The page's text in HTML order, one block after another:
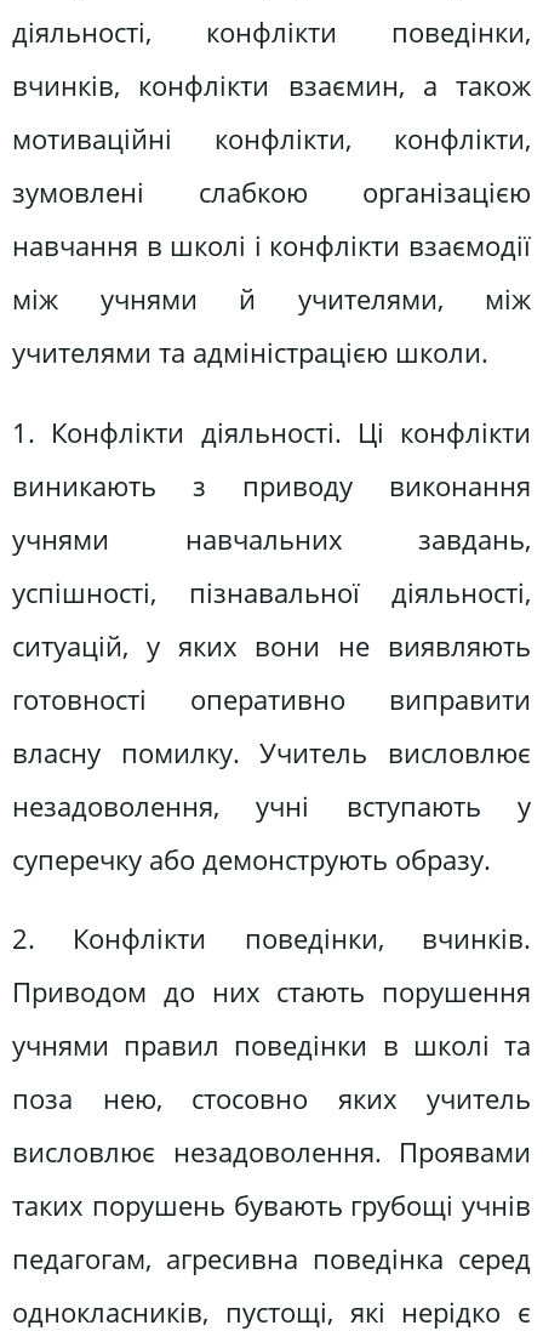
діяльності, конфлікти поведінки,
вчинків, конфлікти взаємин, а також
мотиваційні конфлікти, конфлікти,
зумовлені слабкою організацією
навчання в школі і конфлікти взаємодії
між учнями й учителями, між
учителями та адміністрацією школи.
1. Конфлікти діяльності. Ці конфлікти
виникають з приводу виконання
учнями навчальних завдань,
успішності, пізнавальної діяльності,
ситуацій, у яких вони не виявляють
готовності оперативно виправити
власну помилку. Учитель висловлює
незадоволення, учні вступають у
суперечку або демонструють образу.
2. Конфлікти поведінки, вчинків.
Приводом до них стають порушення
учнями правил поведінки в школі та
поза нею, стосовно яких учитель
висловлює незадоволення. Проявами
таких порушень бувають грубощі учнів
педагогам, агресивна поведінка серед
однокласників, пустощі, які нерідко є